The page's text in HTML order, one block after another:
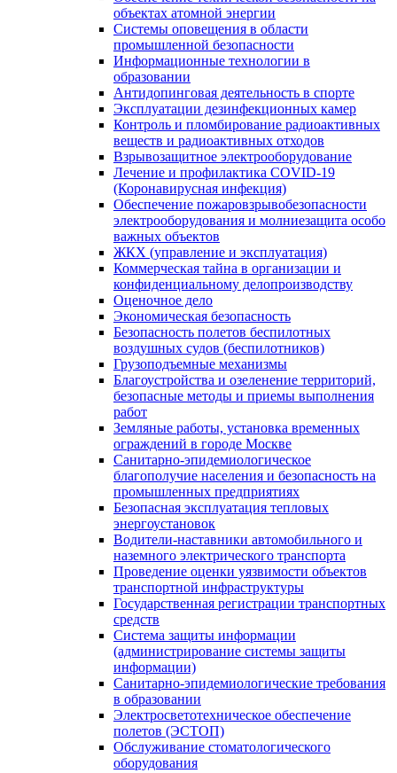
объектах атомной энергии
Системы оповещения в области
промышленной безопасности
Информационные технологии в
образовании
Антидопинговая деятельность в спорте
Эксплуатации дезинфекционных камер
Контроль и пломбирование радиоактивных
веществ и радиоактивных отходов
Взрывозащитное электрооборудование
Лечение и профилактика COVID-19
(Коронавирусная инфекция)
Обеспечение пожаровзрывобезопасности
электрооборудования и молниезащита особо
важных объектов
ЖКХ (управление и эксплуатация)
Коммерческая тайна в организации и
конфиденциальному делопроизводству
Оценочное дело
Экономическая безопасность
Безопасность полетов беспилотных
воздушных судов (беспилотников)
Грузоподъемные механизмы
Благоустройства и озеленение территорий,
безопасные методы и приемы выполнения
работ
Земляные работы, установка временных
ограждений в городе Москве
Санитарно-эпидемиологическое
благополучие населения и безопасность на
промышленных предприятиях
Безопасная эксплуатация тепловых
энергоустановок
Водители-наставники автомобильного и
наземного электрического транспорта
Проведение оценки уязвимости объектов
транспортной инфраструктуры
Государственная регистрации транспортных
средств
Система защиты информации
(администрирование системы защиты
информации)
Санитарно-эпидемиологические требования
в образовании
Электросветотехническое обеспечение
полетов (ЭСТОП)
Обслуживание стоматологического
оборудования